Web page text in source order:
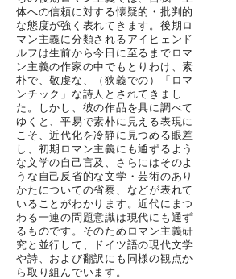
体への信頼に対する懐疑的・批判的
な態度が強く表れてきます。後期ロ
マン主義に分類されるアイヒェンド
ルフは生前から今日に至るまでロマ
ン主義の作家の中でもとりわけ、素
朴で、敬虔な、（狭義での）「ロマ
ンチック」な詩人とされてきまし
た。しかし、彼の作品を具に調べて
ゆくと、平易で素朴に見える表現に
こそ、近代化を冷静に見つめる眼差
し、初期ロマン主義にも通ずるよう
な文学の自己言及、さらにはそのよ
うな自己反省的な文学・芸術のあり
かたについての省察、などが表れて
いることがわかります。近代にまつ
わる一連の問題意識は現代にも通ず
るものです。そのためロマン主義研
究と並行して、ドイツ語の現代文学
や詩、および翻訳にも同様の観点か
ら取り組んでいます。